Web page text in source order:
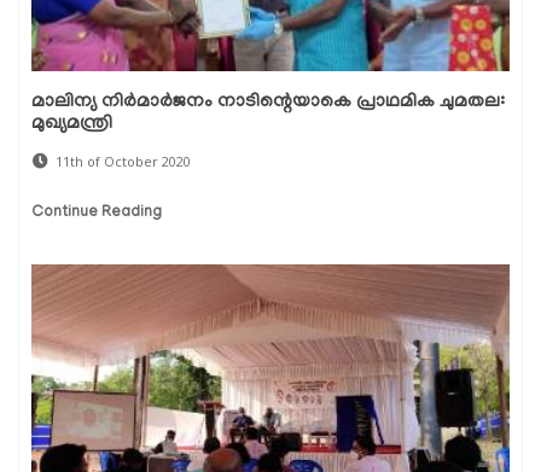
മാലിന്യ നിര്‍മാര്‍ജനം നാടിന്റെയാകെ പ്രാഥമിക ചുമതല:
മുഖ്യമന്ത്രി
11th of October 2020
Continue Reading